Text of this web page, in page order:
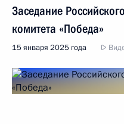
Заседание
комитета «Победа»
15 января 2025 года